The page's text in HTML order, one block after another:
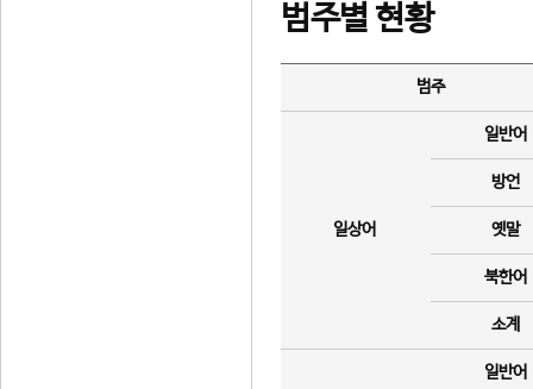
범주별 현황
범주
일상어
일반어
방언
옛말
북한어
소계
일반어